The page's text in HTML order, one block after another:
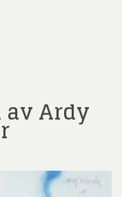
Ardy